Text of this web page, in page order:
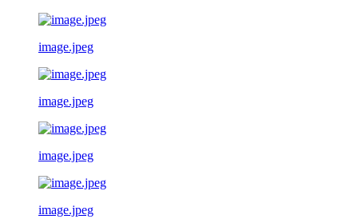
image.jpeg
image.jpeg
image.jpeg
image.jpeg